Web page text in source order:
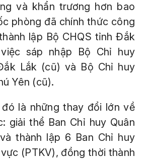
và khẩn trương hơn bao
phòng đã chính thức công
lập Bộ CHQS tỉnh Đắk
sáp nhập Bộ Chỉ huy
Lắk (cũ) và Bộ Chỉ huy
Yên (cũ).
là những thay đổi lớn về
giải thể Ban Chỉ huy Quân
thành lập 6 Ban Chỉ huy
(PTKV), đồng thời thành